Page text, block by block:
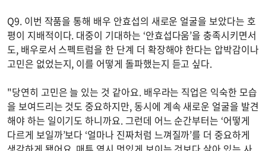
Q9. 이번 작품을 통해 배우 안효섭의 새로운 얼굴을 보았다는 호
평이 지배적이다. 대중이 기대하는 ‘안효섭다움’을 충족시키면서
도, 배우로서 스펙트럼을 한 단계 더 확장해야 한다는 압박감이나
고민은 없었는지, 이를 어떻게 돌파했는지 듣고 싶다.
"당연히 고민은 늘 있는 것 같아요. 배우라는 직업은 익숙한 모습
을 보여드리는 것도 중요하지만, 동시에 계속 새로운 얼굴을 발견
해야 하는 일이기도 하니까요. 그런데 어느 순간부터는 ‘어떻게
다르게 보일까’보다 ‘얼마나 진짜처럼 느껴질까’를 더 중요하게